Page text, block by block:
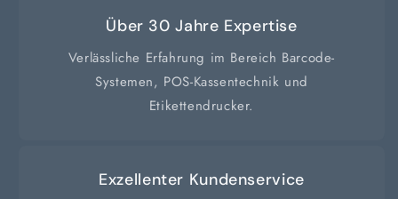
Über 30 Jahre Expertise
Verlässliche Erfahrung im Bereich Barcode-
Systemen, POS-Kassentechnik und
Etikettendrucker.
Exzellenter Kundenservice